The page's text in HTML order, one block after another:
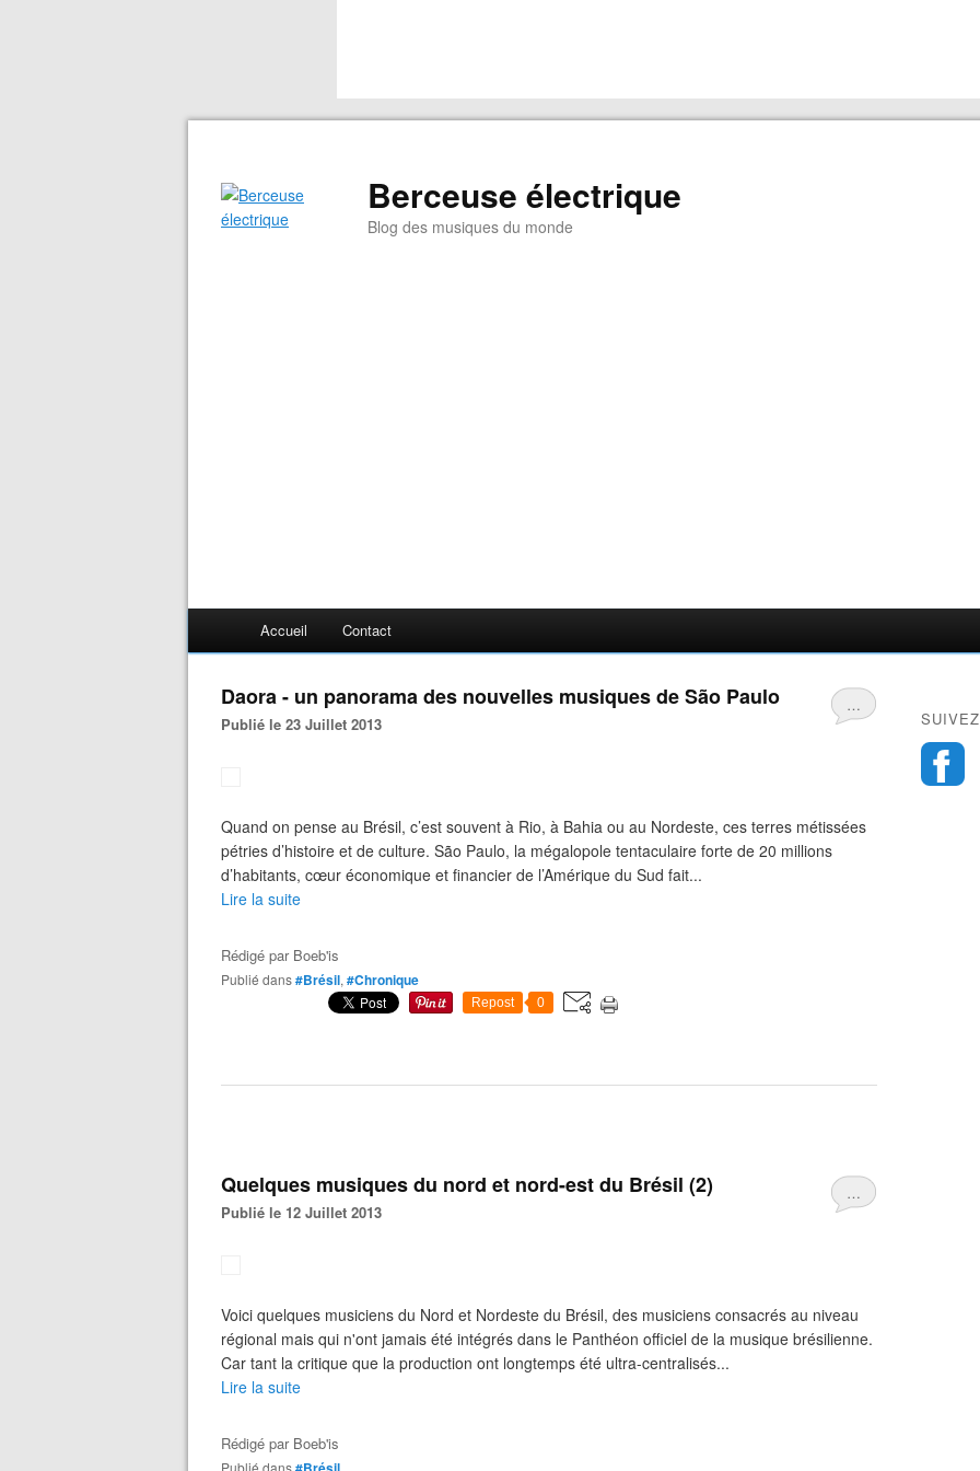
Berceuse électrique
Blog des musiques du monde
Accueil Contact
…
Daora - un panorama des nouvelles musiques de São Paulo
Publié le 23 Juillet 2013
Quand on pense au Brésil, c’est souvent à Rio, à Bahia ou au Nordeste, ces terres métissées
pétries d’histoire et de culture. São Paulo, la mégalopole tentaculaire forte de 20 millions
d’habitants, cœur économique et financier de l’Amérique du Sud fait...
Lire la suite
Rédigé par Boeb'is
Publié dans#Brésil, #Chronique
Repost 0
…
Quelques musiques du nord et nord-est du Brésil (2)
Publié le 12 Juillet 2013
Voici quelques musiciens du Nord et Nordeste du Brésil, des musiciens consacrés au niveau
régional mais qui n'ont jamais été intégrés dans le Panthéon officiel de la musique brésilienne.
Car tant la critique que la production ont longtemps été ultra-centralisés...
Lire la suite
Rédigé par Boeb'is
Publié dans